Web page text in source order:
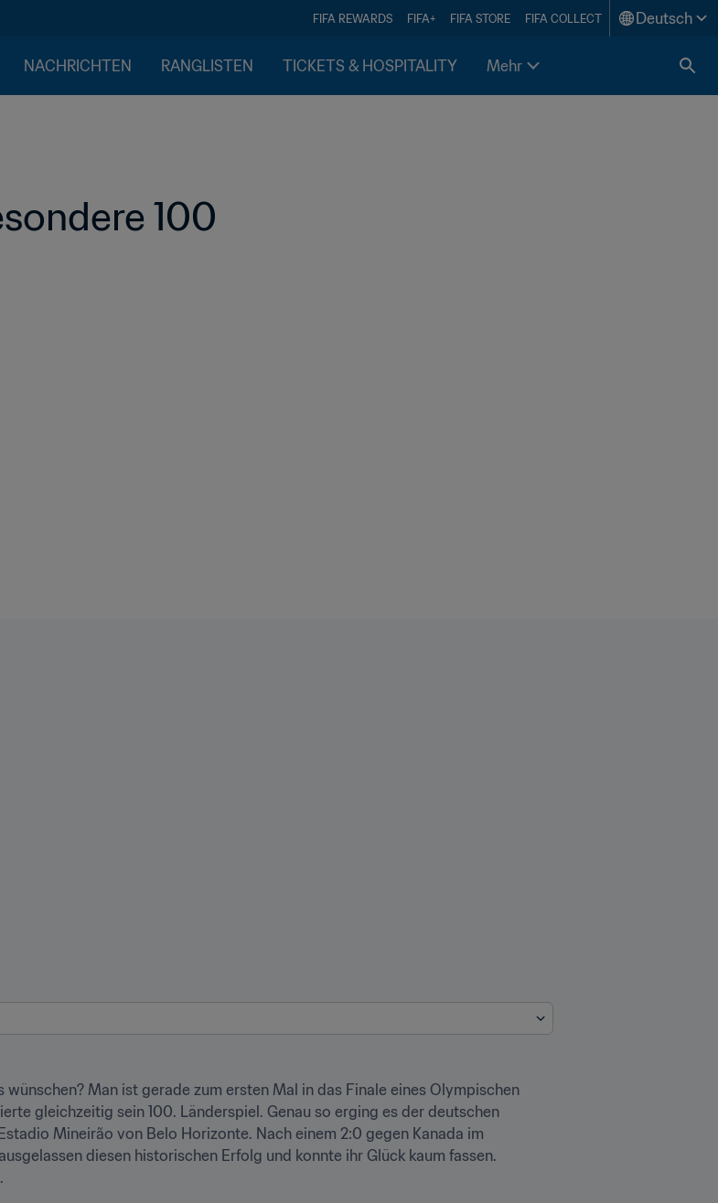
FIFA REWARDS FIFA+ FIFA STORE FIFA COLLECT Deutsch
NACHRICHTEN RANGLISTEN TICKETS & HOSPITALITY Mehr
100
wünschen? Man ist gerade zum ersten Mal in das Finale eines Olympischen
gleichzeitig sein 100. Länderspiel. Genau so erging es der deutschen
Mineirão von Belo Horizonte. Nach einem 2:0 gegen Kanada im
diesen historischen Erfolg und konnte ihr Glück kaum fassen.